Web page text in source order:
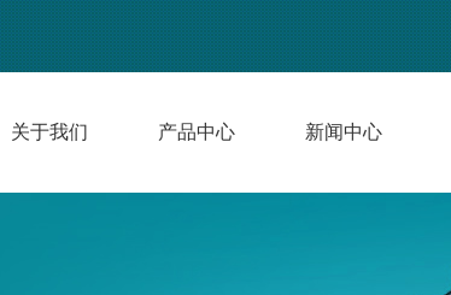
关于我们 产品中心 新闻中心